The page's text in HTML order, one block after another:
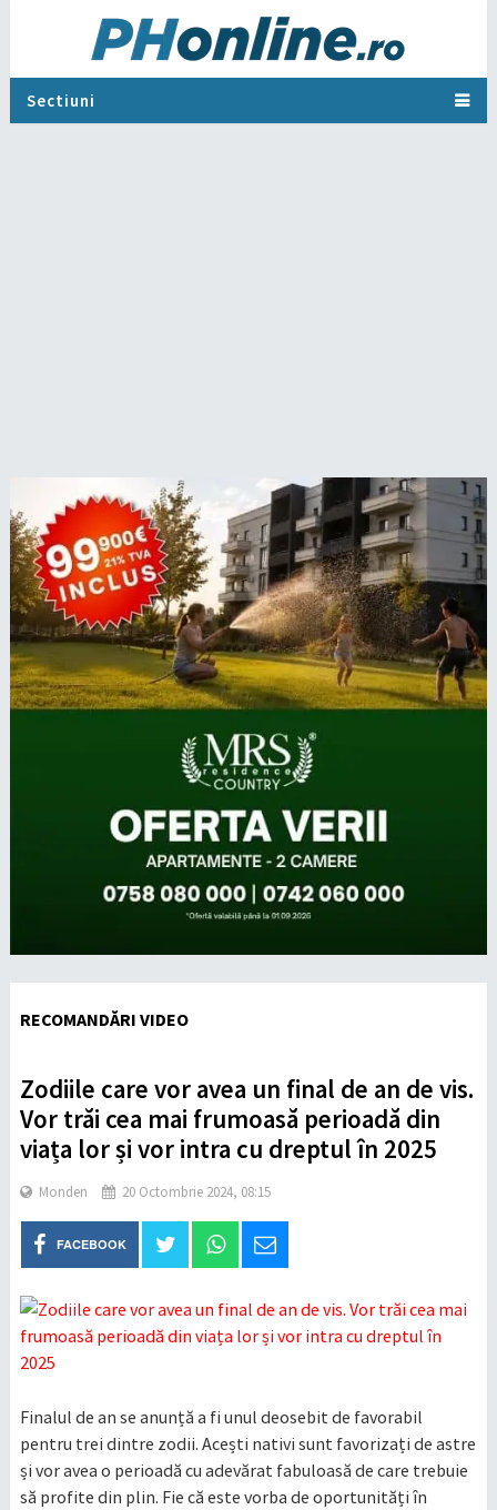
Sectiuni
RECOMANDĂRI VIDEO
Zodiile care vor avea un final de an de vis.
Vor trăi cea mai frumoasă perioadă din
viața lor și vor intra cu dreptul în 2025
Monden 20 Octombrie 2024, 08:15
FACEBOOK
Finalul de an se anunță a fi unul deosebit de favorabil
pentru trei dintre zodii. Acești nativi sunt favorizați de astre
și vor avea o perioadă cu adevărat fabuloasă de care trebuie
să profite din plin. Fie că este vorba de oportunități în